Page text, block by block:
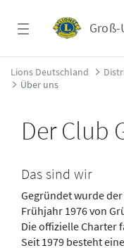
Über uns -
Lions Deutschland
Über uns
Der Club
Das sind wir
Gegründet wurde
Frühjahr 1976 von
Die offizielle Charter
Seit 1979 besteht